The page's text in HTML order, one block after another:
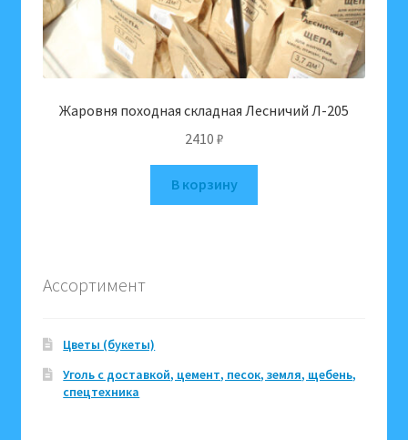
Жаровня походная складная Лесничий Л-205
2410 ₽
В корзину
Ассортимент
Цветы (букеты)
Уголь с доставкой, цемент, песок, земля, щебень,
спецтехника